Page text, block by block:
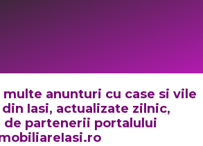
anunturi cu case si vile
Iasi, actualizate zilnic,
de partenerii portalului